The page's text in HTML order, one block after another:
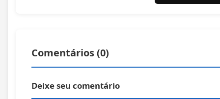
Comentários (0)
Deixe seu comentário